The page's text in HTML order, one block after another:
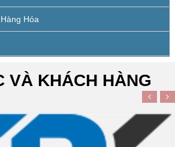
Hóa
VÀ KHÁCH HÀNG